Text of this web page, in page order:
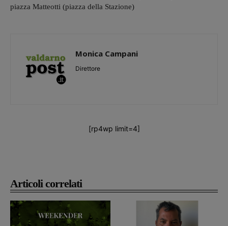
Articoli correlati
piazza Matteotti (piazza della Stazione)
Monica Campani
Direttore
[rp4wp limit=4]